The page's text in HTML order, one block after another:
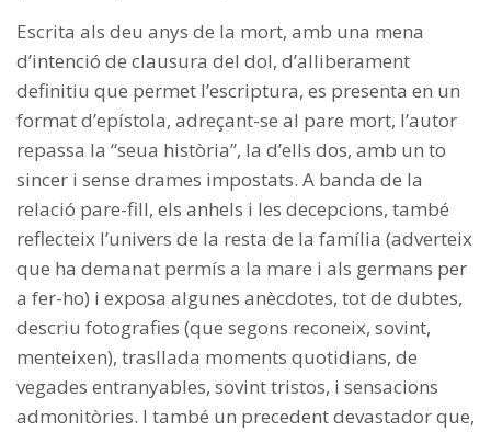
Escrita als deu anys de la mort, amb una mena
d’intenció de clausura del dol, d’alliberament
definitiu que permet l’escriptura, es presenta en un
format d’epístola, adreçant-se al pare mort, l’autor
repassa la “seua història”, la d’ells dos, amb un to
sincer i sense drames impostats. A banda de la
relació pare-fill, els anhels i les decepcions, també
reflecteix l’univers de la resta de la família (adverteix
que ha demanat permís a la mare i als germans per
a fer-ho) i exposa algunes anècdotes, tot de dubtes,
descriu fotografies (que segons reconeix, sovint,
menteixen), trasllada moments quotidians, de
vegades entranyables, sovint tristos, i sensacions
admonitòries. I també un precedent devastador que,